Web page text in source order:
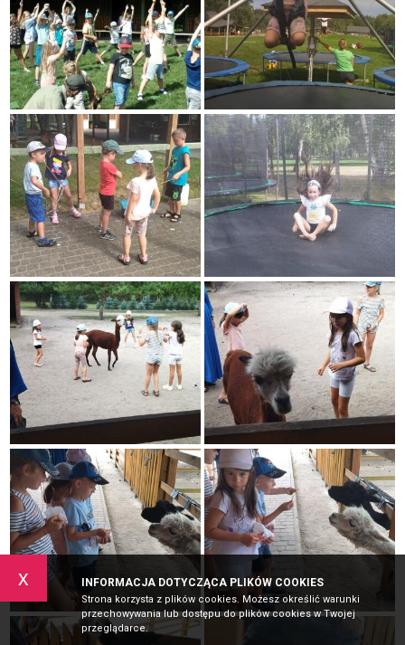
x INFORMACJA DOTYCZĄCA PLIKÓW COOKIES
Strona korzysta z plików cookies. Możesz określić warunki
przechowywania lub dostępu do plików cookies w Twojej
przeglądarce.